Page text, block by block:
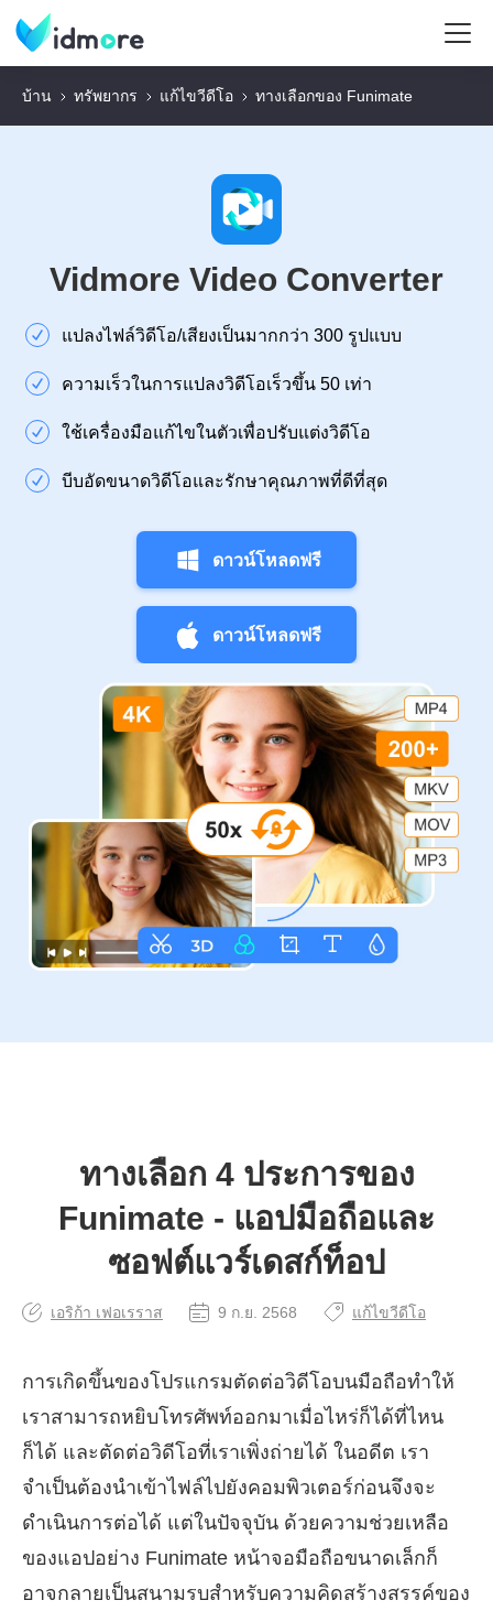
บ้าน ทรัพยากร แก้ไขวีดีโอ ทางเลือกของ Funimate
Vidmore Video Converter
แปลงไฟล์วิดีโอ/เสียงเป็นมากกว่า 300 รูปแบบ
ความเร็วในการแปลงวิดีโอเร็วขึ้น 50 เท่า
ใช้เครื่องมือแก้ไขในตัวเพื่อปรับแต่งวิดีโอ
บีบอัดขนาดวิดีโอและรักษาคุณภาพที่ดีที่สุด
ดาวน์โหลดฟรี
ดาวน์โหลดฟรี
ทางเลือก 4 ประการของ
Funimate - แอปมือถือและ
ซอฟต์แวร์เดสก์ท็อป
เอริก้า เฟอเรราส 9 ก.ย. 2568 แก้ไขวีดีโอ
การเกิดขึ้นของโปรแกรมตัดต่อวิดีโอบนมือถือทำให้
เราสามารถหยิบโทรศัพท์ออกมาเมื่อไหร่ก็ได้ที่ไหน
ก็ได้ และตัดต่อวิดีโอที่เราเพิ่งถ่ายได้ ในอดีต เรา
จำเป็นต้องนำเข้าไฟล์ไปยังคอมพิวเตอร์ก่อนจึงจะ
ดำเนินการต่อได้ แต่ในปัจจุบัน ด้วยความช่วยเหลือ
ของแอปอย่าง Funimate หน้าจอมือถือขนาดเล็กก็
อาจกลายเป็นสนามรบสำหรับความคิดสร้างสรรค์ของ